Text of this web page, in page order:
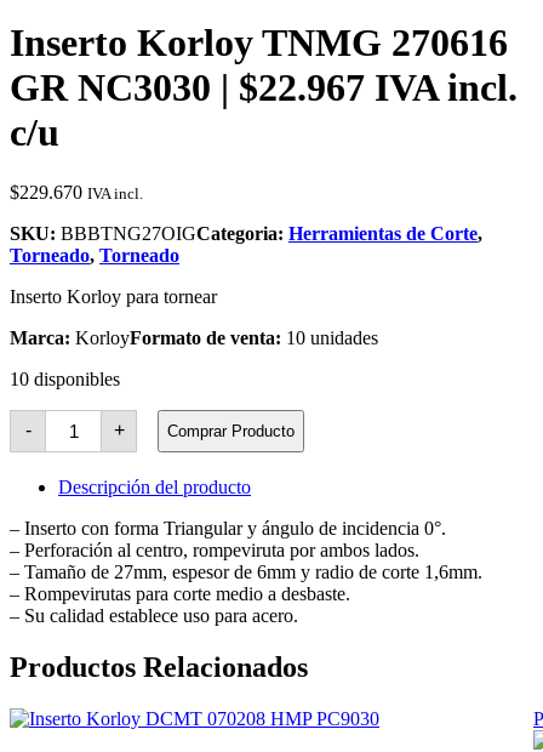
Inserto Korloy TNMG 270616
GR NC3030 | $22.967 IVA incl.
c/u
$229.670 IVA incl.
SKU: BBBTNG27OIGCategoria: Herramientas de Corte,
Torneado, Torneado
Inserto Korloy para tornear
Marca: KorloyFormato de venta: 10 unidades
10 disponibles
-
Inserto
Korloy
TNMG
270616
GR
cantidad
+ Comprar Producto
Descripción del producto
– Inserto con forma Triangular y ángulo de incidencia 0°.
– Perforación al centro, rompeviruta por ambos lados.
– Tamaño de 27mm, espesor de 6mm y radio de corte 1,6mm.
– Rompevirutas para corte medio a desbaste.
– Su calidad establece uso para acero.
Productos Relacionados